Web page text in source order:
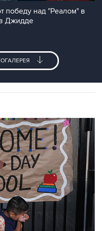
победу над "Реалом" в
Джидде